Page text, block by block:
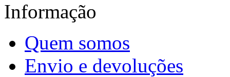
Informação
Quem somos
Envio e devoluções